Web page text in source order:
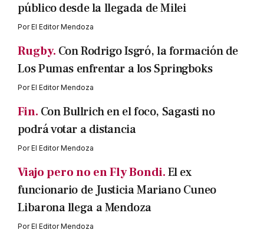
público desde la llegada de Milei
PorEl Editor Mendoza
Rugby. Con Rodrigo Isgró, la formación de
Los Pumas enfrentar a los Springboks
PorEl Editor Mendoza
Fin. Con Bullrich en el foco, Sagasti no
podrá votar a distancia
PorEl Editor Mendoza
Viajo pero no en Fly Bondi.El ex
funcionario de Justicia Mariano Cuneo
Libarona llega a Mendoza
PorEl Editor Mendoza